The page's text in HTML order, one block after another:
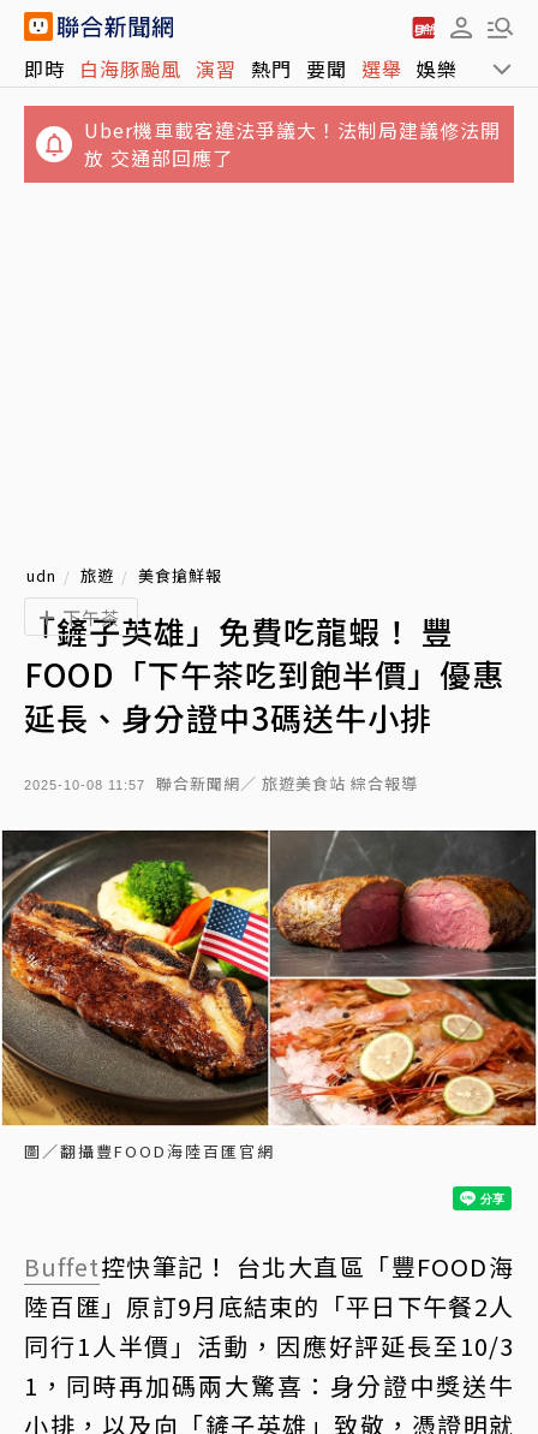
即時 白海豚颱風 演習 熱門 要聞 選舉 娛樂 運動
Uber機車載客違法爭議大！法制局建議修法開
放 交通部回應了
udn 旅遊 美食搶鮮報
「鏟子英雄」免費吃龍蝦！ 豐
FOOD「下午茶吃到飽半價」優惠
延長、身分證中3碼送牛小排
2025-10-08 11:57 聯合新聞網／ 旅遊美食站 綜合報導
下午茶
圖／翻攝豐FOOD海陸百匯官網
Buffet控快筆記！ 台北大直區「豐FOOD海
陸百匯」原訂9月底結束的「平日下午餐2人
同行1人半價」活動，因應好評延長至10/3
1，同時再加碼兩大驚喜：身分證中獎送牛
小排，以及向「鏟子英雄」致敬，憑證明就